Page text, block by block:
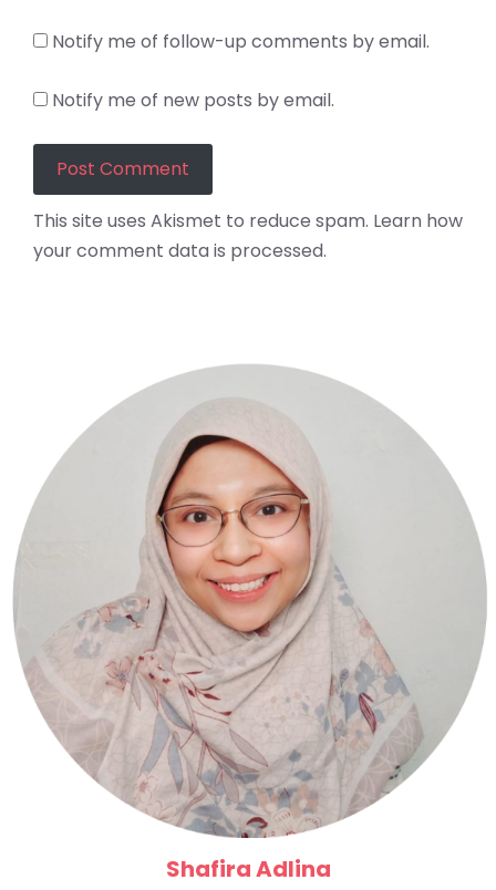
Notify me of follow-up comments by email.
Notify me of new posts by email.
This site uses Akismet to reduce spam. Learn how
your comment data is processed.
Shafira Adlina